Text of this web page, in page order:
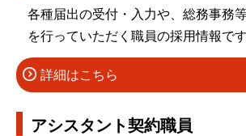
各種届出の受付・入力や、総務事務
を行っていただく職員の採用情報です
詳細はこちら
アシスタント契約職員